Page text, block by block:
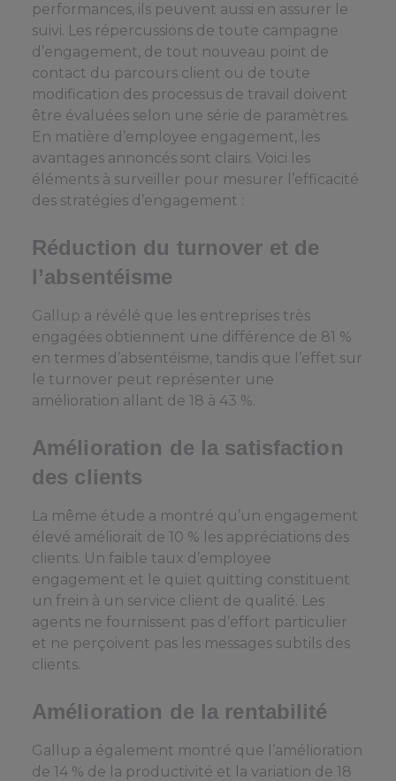
performances, ils peuvent aussi en assurer le
suivi. Les répercussions de toute campagne
d’engagement, de tout nouveau point de
contact du parcours client ou de toute
modification des processus de travail doivent
être évaluées selon une série de paramètres.
En matière d’employee engagement, les
avantages annoncés sont clairs. Voici les
éléments à surveiller pour mesurer l’efficacité
des stratégies d’engagement :
Réduction du turnover et de
l’absentéisme
Gallup a révélé que les entreprises très
engagées obtiennent une différence de 81 %
en termes d’absentéisme, tandis que l’effet sur
le turnover peut représenter une
amélioration allant de 18 à 43 %.
Amélioration de la satisfaction
des clients
La même étude a montré qu’un engagement
élevé améliorait de 10 % les appréciations des
clients. Un faible taux d’employee
engagement et le quiet quitting constituent
un frein à un service client de qualité. Les
agents ne fournissent pas d’effort particulier
et ne perçoivent pas les messages subtils des
clients.
Amélioration de la rentabilité
Gallup a également montré que l’amélioration
de 14 % de la productivité et la variation de 18